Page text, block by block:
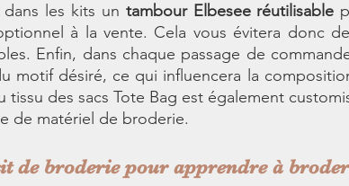
les kits un tambour Elbesee réutilisable
à la vente. Cela vous évitera donc
Enfin, dans chaque passage de
motif désiré, ce qui influencera la
tissu des sacs Tote Bag est également
de matériel de broderie.
de broderie pour apprendre à